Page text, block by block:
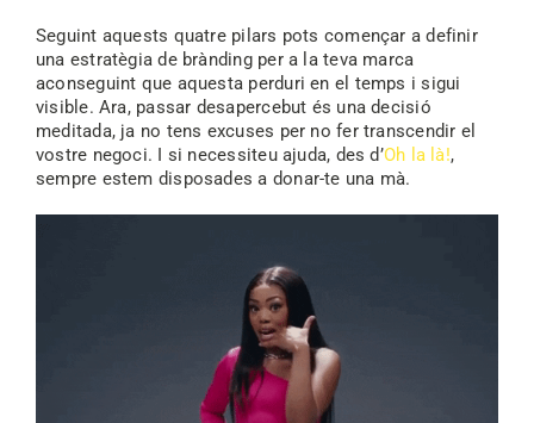
Seguint aquests quatre pilars pots començar a definir
una estratègia de brànding per a la teva marca
aconseguint que aquesta perduri en el temps i sigui
visible. Ara, passar desapercebut és una decisió
meditada, ja no tens excuses per no fer transcendir el
vostre negoci. I si necessiteu ajuda, des d’Oh la là!,
sempre estem disposades a donar-te una mà.